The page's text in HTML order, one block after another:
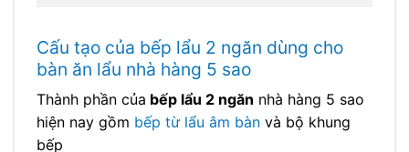
Cấu tạo của bếp lẩu 2 ngăn dùng cho
bàn ăn lẩu nhà hàng 5 sao
Thành phần của bếp lẩu 2 ngăn nhà hàng 5 sao
hiện nay gồm bếp từ lẩu âm bàn và bộ khung
bếp